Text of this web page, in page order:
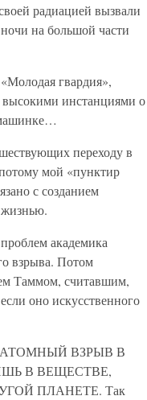
радиацией вызвали
на большой части
гвардия»,
высокими инстанциями о
переходу в
мой «пунктир
с созданием
жизнью.
академика
взрыва. Потом
Таммом, считавшим,
оно искусственного
АТОМНЫЙ ВЗРЫВ В
В ВЕЩЕСТВЕ,
ПЛАНЕТЕ. Так